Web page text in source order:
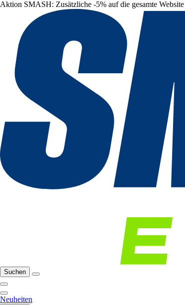
Aktion SMASH: Zusätzliche -5% auf die gesamte
Suchen
Neuheiten